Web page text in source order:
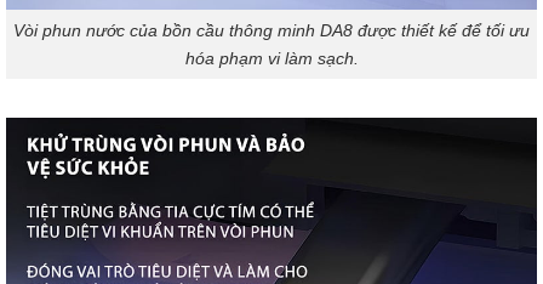
Vòi phun nước của bồn cầu thông minh DA8 được thiết kế để tối ưu
hóa phạm vi làm sạch.